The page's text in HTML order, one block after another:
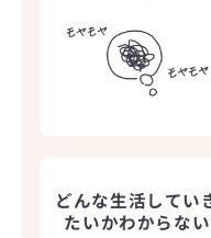
どんな生活してい
たいかわからない